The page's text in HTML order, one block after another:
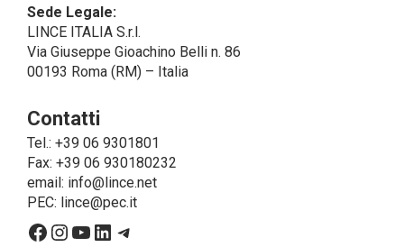
operazioni determinate per conto di LINCE ITALIA e
conformemente alle istruzioni fornite da
quest’ultima sulla base di specifico accordo per la
gestione dei dati.
• Il trattamento di dati personali si compone di tutte le
operazioni necessarie per finalità di servizio, ossia
per consentire a LINCE
ITALIA di erogare il servizio richiesto, spedire i
prodotti acquistati, fornirle le informazioni relative a
posti in capo a LINCE ITALIA dalla legge. In questo
Sede Legale:
LINCE ITALIA S.r.l.
Via Giuseppe Gioachino Belli n. 86
00193 Roma (RM) – Italia
Contatti
Tel.: +39 06 9301801
Fax: +39 06 930180232
email: info@lince.net
PEC: lince@pec.it
Facebook
Instagram
YouTube
LinkedIn
Telegram